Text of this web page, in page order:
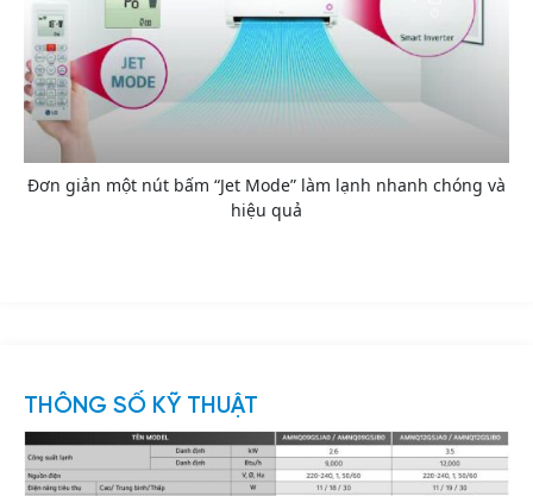
Đơn giản một nút bấm “Jet Mode” làm lạnh nhanh chóng và
hiệu quả
THÔNG SỐ KỸ THUẬT